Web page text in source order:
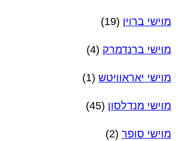
מוישי ברוין (19)
מוישי ברנדמרק (4)
מוישי יאראוויטש (1)
מוישי מנדלסון (45)
מוישי סופר (2)